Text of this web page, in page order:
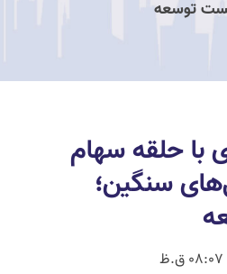
توسعه
حلقه سهام
سنگین؛